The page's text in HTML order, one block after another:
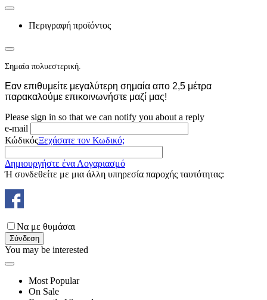
Περιγραφή προϊόντος
Σημαία πολυεστερική.
Εαν επιθυμείτε μεγαλύτερη σημαία απο 2,5 μέτρα
παρακαλούμε επικοινωνήστε μαζί μας!
Please sign in so that we can notify you about a reply
e-mail
ΚώδικόςΞεχάσατε τον Κωδικό;
Δημιουργήστε ένα Λογαριασμό
Ή συνδεθείτε με μια άλλη υπηρεσία παροχής ταυτότητας:
Να με θυμάσαι
Σύνδεση
You may be interested
Most Popular
On Sale